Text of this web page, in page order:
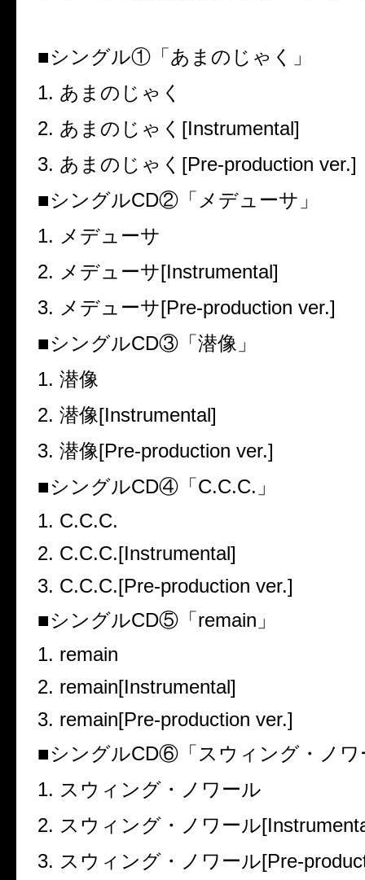
■シングル①「あまのじゃく」
1. あまのじゃく
2. あまのじゃく [Instrumental]
3. あまのじゃく [Pre-production ver.]
■シングルCD②「メデューサ」
1. メデューサ
2. メデューサ[Instrumental]
3. メデューサ[Pre-production ver.]
■シングルCD③「潜像」
1. 潜像
2. 潜像[Instrumental]
3. 潜像[Pre-production ver.]
■シングルCD④「C.C.C. 」
1. C.C.C.
2. C.C.C.[Instrumental]
3. C.C.C.[Pre-production ver.]
■シングルCD⑤「remain 」
1. remain
2. remain[Instrumental]
3. remain[Pre-production ver.]
■シングルCD⑥「スウィング・ノワ
1. スウィング・ノワール
2. スウィング・ノワール
3. スウィング・ノワール[Pre-